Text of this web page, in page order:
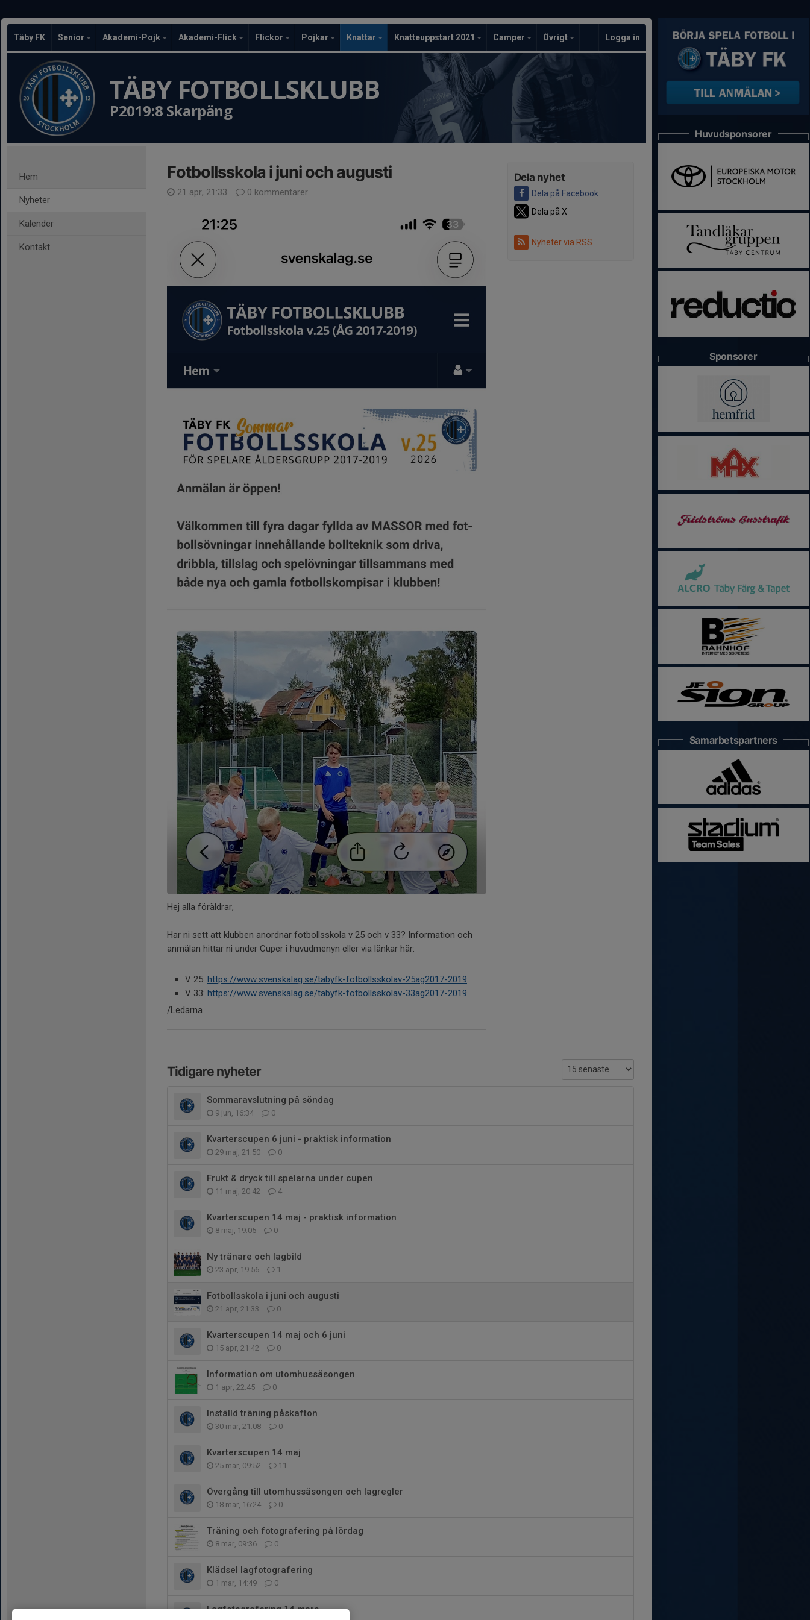
Täby FK Senior Akademi-Pojk Akademi-Flick Flickor Pojkar Knattar Knatteuppstart 2021 Camper Övrigt Logga in
TÄBY FOTBOLLSKLUBB
P2019:8 Skarpäng
Hem
Nyheter
Kalender
Kontakt
Dela nyhet
Dela på Facebook
Dela på X
Nyheter via RSS
Fotbollsskola i juni och augusti
21 apr, 21:33 0 kommentarer
Hej alla föräldrar,
Har ni sett att klubben anordnar fotbollsskola v 25 och v 33? Information och
anmälan hittar ni under Cuper i huvudmenyn eller via länkar här:
V 25: https://www.svenskalag.se/tabyfk-fotbollsskolav-25ag2017-2019
V 33: https://www.svenskalag.se/tabyfk-fotbollsskolav-33ag2017-2019
/Ledarna
Tidigare nyheter
Sommaravslutning på söndag
9 jun, 16:34 0
Kvarterscupen 6 juni - praktisk information
29 maj, 21:50 0
Frukt & dryck till spelarna under cupen
11 maj, 20:42 4
Kvarterscupen 14 maj - praktisk information
8 maj, 19:05 0
Ny tränare och lagbild
23 apr, 19:56 1
Fotbollsskola i juni och augusti
21 apr, 21:33 0
Kvarterscupen 14 maj och 6 juni
15 apr, 21:42 0
Information om utomhussäsongen
1 apr, 22:45 0
Inställd träning påskafton
30 mar, 21:08 0
Kvarterscupen 14 maj
25 mar, 09:52 11
Övergång till utomhussäsongen och lagregler
18 mar, 16:24 0
Träning och fotografering på lördag
8 mar, 09:36 0
Klädsel lagfotografering
1 mar, 14:49 0
Lagfotografering 14 mars
Huvudsponsorer
Sponsorer
Samarbetspartners